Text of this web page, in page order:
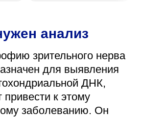
Плехановское лесничество,
анализ
зрительного нерва
для выявления
ДНК,
привести к этому
заболеванию. Он